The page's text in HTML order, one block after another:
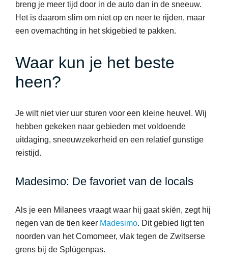
breng je meer tijd door in de auto dan in de sneeuw.
Het is daarom slim om niet op en neer te rijden, maar
een overnachting in het skigebied te pakken.
Waar kun je het beste
heen?
Je wilt niet vier uur sturen voor een kleine heuvel. Wij
hebben gekeken naar gebieden met voldoende
uitdaging, sneeuwzekerheid en een relatief gunstige
reistijd.
Madesimo: De favoriet van de locals
Als je een Milanees vraagt waar hij gaat skiën, zegt hij
negen van de tien keer Madesimo. Dit gebied ligt ten
noorden van het Comomeer, vlak tegen de Zwitserse
grens bij de Splügenpas.